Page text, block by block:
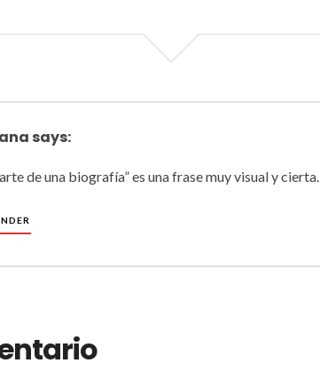
says:
de una biografía” es una frase muy visual y cierta.